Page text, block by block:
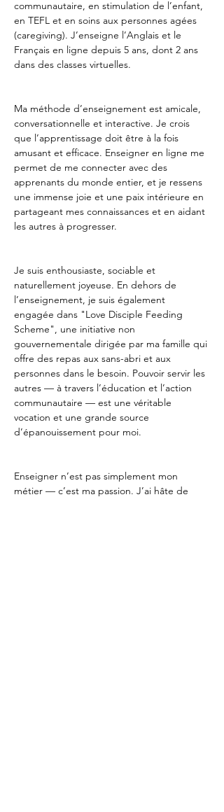
communautaire, en stimulation de l’enfant,
en TEFL et en soins aux personnes agées
(caregiving). J’enseigne l’Anglais et le
Français en ligne depuis 5 ans, dont 2 ans
dans des classes virtuelles.
Ma méthode d’enseignement est amicale,
conversationnelle et interactive. Je crois
que l’apprentissage doit être à la fois
amusant et efficace. Enseigner en ligne me
permet de me connecter avec des
apprenants du monde entier, et je ressens
une immense joie et une paix intérieure en
partageant mes connaissances et en aidant
les autres à progresser.
Je suis enthousiaste, sociable et
naturellement joyeuse. En dehors de
l’enseignement, je suis également
engagée dans "Love Disciple Feeding
Scheme", une initiative non
gouvernementale dirigée par ma famille qui
offre des repas aux sans-abri et aux
personnes dans le besoin. Pouvoir servir les
autres — à travers l’éducation et l’action
communautaire — est une véritable
vocation et une grande source
d’épanouissement pour moi.
Enseigner n’est pas simplement mon
métier — c’est ma passion. J’ai hâte de